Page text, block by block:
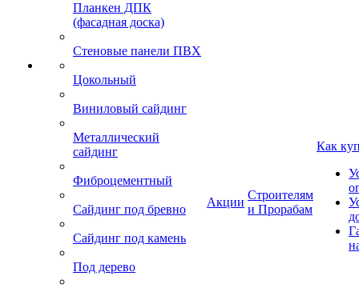
Планкен ДПК
(фасадная доска)
Стеновые панели ПВХ
Цокольный
Виниловый сайдинг
Металлический
сайдинг
Фиброцементный
Сайдинг под бревно
Сайдинг под камень
Под дерево
Акции
Строителям
и Прорабам
Как